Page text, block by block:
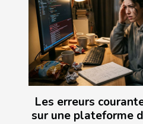
Les erreurs
sur une plateforme